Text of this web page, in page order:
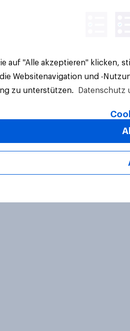
auf "Alle akzeptieren" klicken,
Websitenavigation und -
zu unterstützen.
Datenschutz